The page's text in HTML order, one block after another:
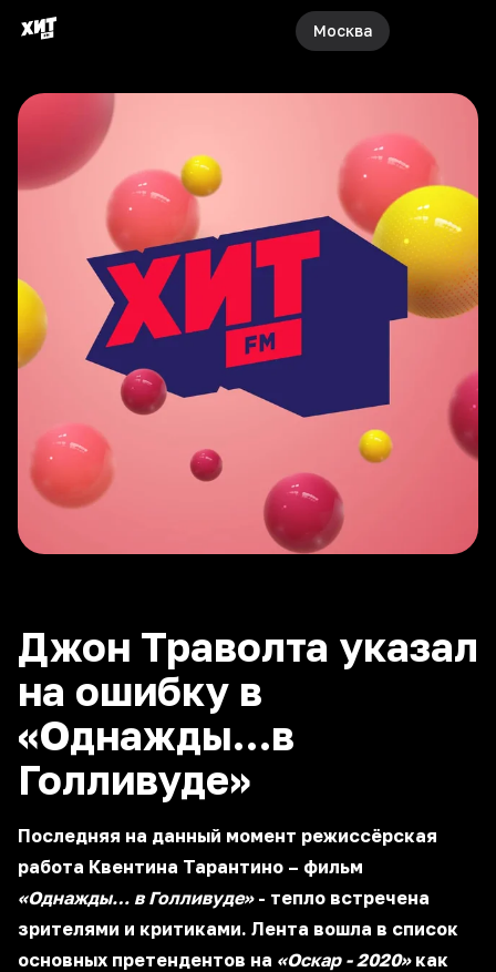
Москва
Джон Траволта указал
на ошибку в
«Однажды…в
Голливуде»
Последняя на данный момент режиссёрская
работа Квентина Тарантино – фильм
«Однажды… в Голливуде»- тепло встречена
зрителями и критиками. Лента вошла в список
основных претендентов на «Оскар - 2020»как